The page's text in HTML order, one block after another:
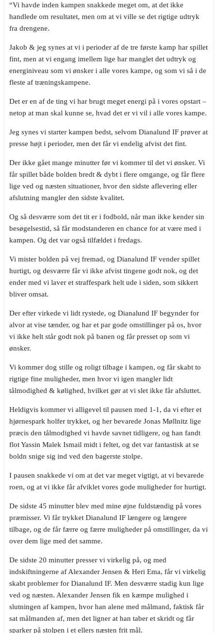
“Vi havde inden kampen snakkede meget om, at det ikke
handlede om resultatet, men om at vi ville se det rigtige udtryk
fra drengene.
Jakob & jeg synes at vi i perioder af de tre første kamp har spillet
fint, men at vi engang imellem lige har manglet det udtryk og
energiniveau som vi ønsker i alle vores kampe, og som vi så i de
fleste af træningskampene.
Det er en af de ting vi har brugt meget energi på i vores opstart –
netop at man skal kunne se, hvad det er vi vil i alle vores kampe.
Jeg synes vi starter kampen bedst, selvom Dianalund IF prøver at
presse højt i perioder, men det får vi endelig afvist det fint.
Der ikke gået mange minutter før vi kommer til det vi ønsker. Vi
får spillet både bolden bredt & dybt i flere omgange, og får flere
lige ved og næsten situationer, hvor den sidste aflevering eller
afslutning mangler den sidste kvalitet.
Og så desværre som det tit er i fodbold, når man ikke kender sin
besøgelsestid, så får modstanderen en chance for at være med i
kampen. Og det var også tilfældet i fredags.
Vi mister bolden på vej fremad, og Dianalund IF vender spillet
hurtigt, og desværre får vi ikke afvist tingene godt nok, og det
ender med vi laver et straffespark helt ude i siden, som sikkert
bliver omsat.
Der efter virkede vi lidt rystede, og Dianalund IF begynder for
alvor at vise tænder, og har et par gode omstillinger på os, hvor
vi ikke helt står godt nok på banen og får presset op som vi
ønsker.
Vi kommer dog stille og roligt tilbage i kampen, og får skabt to
rigtige fine muligheder, men hvor vi igen mangler lidt
tålmodighed & kølighed, hvilket gør at vi slet ikke får afsluttet.
Heldigvis kommer vi alligevel til pausen med 1-1, da vi efter et
hjørnespark holfer trykket, og her bevarede Jonas Møllnitz lige
præcis den tålmodighed vi havde savnet tidligere, og han fandt
flot Yassin Malek Ismail midt i feltet, og det var fantastisk at se
boldn snige sig ind ved den bagerste stolpe.
I pausen snakkede vi om at det var meget vigtigt, at vi bevarede
roen, og at vi ikke får afviklet vores gode muligheder for hurtigt.
De sidste 45 minutter blev med mine øjne fuldstændig på vores
præmisser. Vi får trykket Dianalund IF længere og længere
tilbage, og de får færre og færre muligheder på omstillinger, da vi
over dem lige med det samme.
De sidste 20 minutter presser vi virkelig på, og med
indskiftningerne af Alexander Jensen & Heri Ema, får vi virkelig
skabt problemer for Dianalund IF. Men desværre stadig kun lige
ved og næsten. Alexander Jensen fik en kæmpe mulighed i
slutningen af kampen, hvor han alene med målmand, faktisk får
sat målmanden af, men det ligner at han taber et skridt og får
sparker på stolpen i et ellers næsten frit mål.